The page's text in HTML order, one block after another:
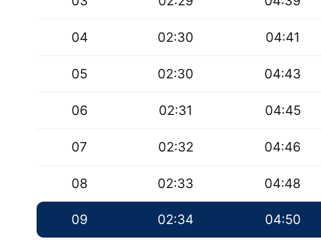
04 02:30 04:41
05 02:30 04:43
06 02:31 04:45
07 02:32 04:46
08 02:33 04:48
09 02:34 04:50